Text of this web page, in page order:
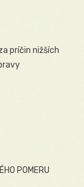
príčin nižších
POMERU